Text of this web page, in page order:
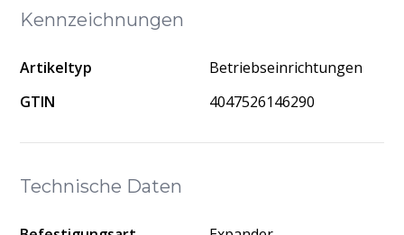
Technische Daten
Kennzeichnungen
Artikeltyp
Betriebseinrichtungen
GTIN
4047526146290